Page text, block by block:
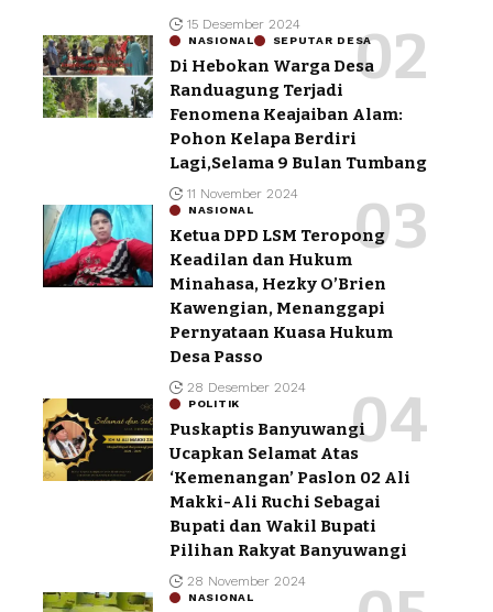
15 Desember 2024
NASIONAL SEPUTAR DESA
Di Hebokan Warga Desa
Randuagung Terjadi
Fenomena Keajaiban Alam:
Pohon Kelapa Berdiri
Lagi,Selama 9 Bulan Tumbang
11 November 2024
NASIONAL
Ketua DPD LSM Teropong
Keadilan dan Hukum
Minahasa, Hezky O’Brien
Kawengian, Menanggapi
Pernyataan Kuasa Hukum
Desa Passo
28 Desember 2024
POLITIK
Puskaptis Banyuwangi
Ucapkan Selamat Atas
‘Kemenangan’ Paslon 02 Ali
Makki-Ali Ruchi Sebagai
Bupati dan Wakil Bupati
Pilihan Rakyat Banyuwangi
28 November 2024
NASIONAL